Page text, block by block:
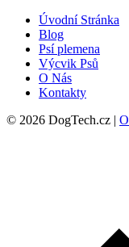
Úvodní Stránka
Blog
Psí plemena
Výcvik Psů
O Nás
Kontakty
© 2026 DogTech.cz |